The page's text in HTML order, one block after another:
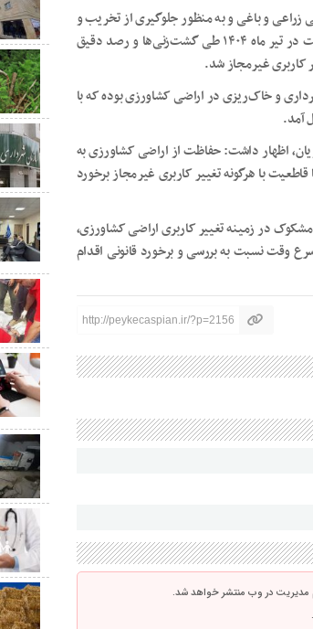
و باغی و به منظور جلوگیری از تخریب و
تغییر کاربری غیرمجاز اراضی کشاورزی، یگان حفاظت اراضی این مدیریت در تیر ماه ۱۴۰۴ طی گشت‌زنی‌ها و رصد دقیق
و خاک‌ریزی در اراضی کشاورزی بوده که با
آمد.
اظهار داشت: حفاظت از اراضی کشاورزی به
با هرگونه تغییر کاربری غیرمجاز برخورد
در زمینه تغییر کاربری اراضی کشاورزی،
دهند تا در اسرع وقت نسبت به بررسی و برخورد قانونی اقدام
http://peykecaspian.ir/?p=2156
مدیریت در وب منتشر خواهد شد.